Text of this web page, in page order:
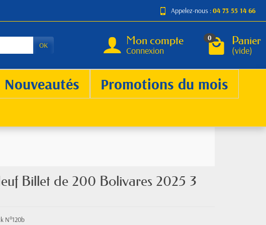
Appelez-nous :04 73 55 14 66
OK Mon compte
Connexion
0 Panier
(vide)
Nouveautés
Promotions du mois
Billet de 200 Bolivares 2025 3
N°120b